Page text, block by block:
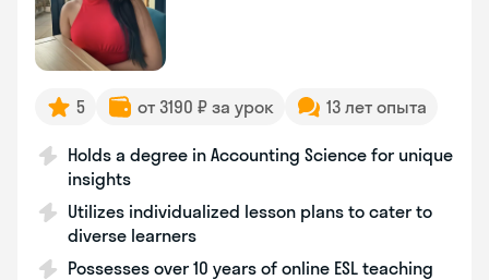
5 от 3190 ₽ за урок 13 лет опыта
Holds a degree in Accounting Science for unique
insights
Utilizes individualized lesson plans to cater to
diverse learners
Possesses over 10 years of online ESL teaching